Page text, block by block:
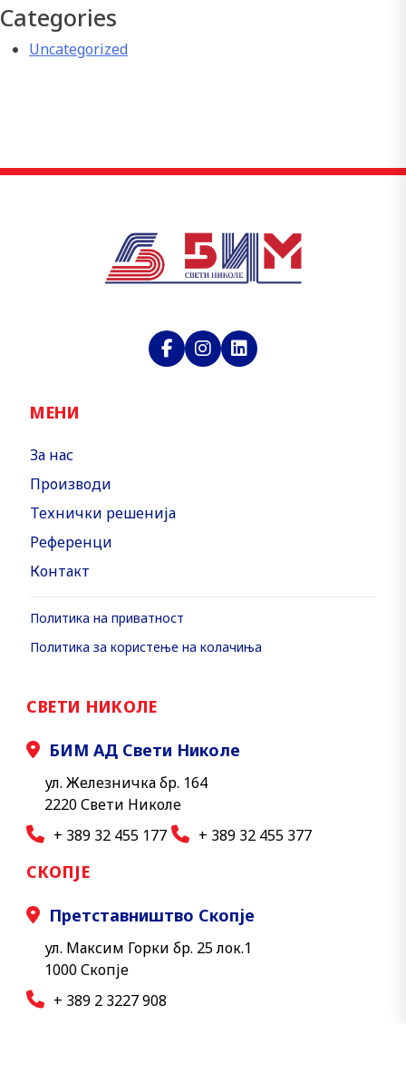
Categories
Uncategorized
МЕНИ
За нас
Производи
Технички решенија
Референци
Контакт
Политика на приватност
Политика за користење на колачиња
СВЕТИ НИКОЛЕ
БИМ АД Свети Николе
ул. Железничка бр. 164
2220 Свети Николе
+ 389 32 455 177
+ 389 32 455 377
СКОПЈЕ
Претставништво Скопје
ул. Максим Горки бр. 25 лок.1
1000 Скопје
+ 389 2 3227 908